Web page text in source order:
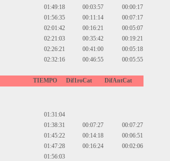
01:49:18 00:03:57
00:00:17
01:56:35 00:11:14
00:07:17
02:01:42 00:16:21
00:05:07
02:21:03 00:35:42
00:19:21
02:26:21 00:41:00
00:05:18
02:32:16 00:46:55 00:05:55
TIEMPO Dif1roCat DifAntCat
01:31:04
01:38:31 00:07:27
00:07:27
01:45:22 00:14:18
00:06:51
01:47:28 00:16:24
00:02:06
01:56:03